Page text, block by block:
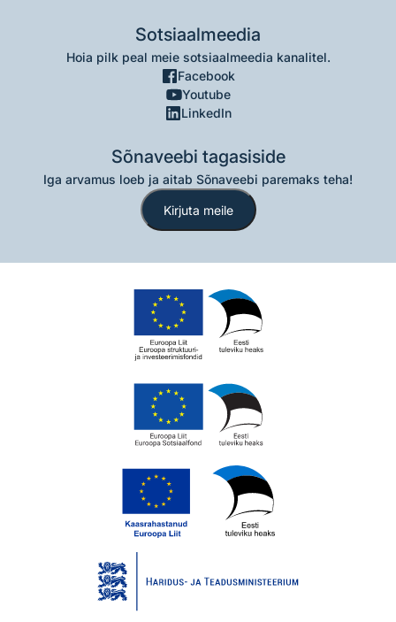
Sotsiaalmeedia
Hoia pilk peal meie sotsiaalmeedia kanalitel.
Facebook
Youtube
LinkedIn
Sõnaveebi tagasiside
Iga arvamus loeb ja aitab Sõnaveebi paremaks teha!
Kirjuta meile